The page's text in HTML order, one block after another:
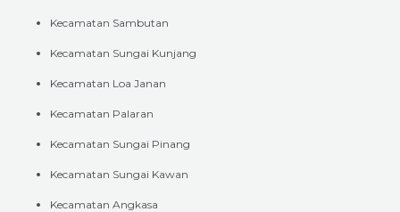
Kecamatan Sambutan
Kecamatan Sungai Kunjang
Kecamatan Loa Janan
Kecamatan Palaran
Kecamatan Sungai Pinang
Kecamatan Sungai Kawan
Kecamatan Angkasa